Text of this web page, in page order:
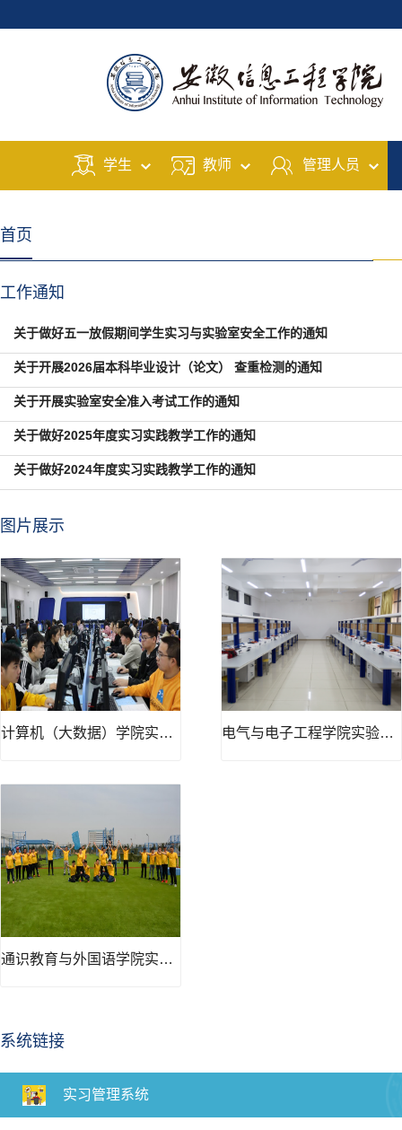
学生 教师 管理人员
首页
工作通知
关于做好五一放假期间学生实习与实验室安全工作的通知
关于开展2026届本科毕业设计（论文） 查重检测的通知
关于开展实验室安全准入考试工作的通知
关于做好2025年度实习实践教学工作的通知
关于做好2024年度实习实践教学工作的通知
图片展示
计算机（大数据）学院实验中心 电气与电子工程学院实验中心
通识教育与外国语学院实验中心
系统链接
实习管理系统